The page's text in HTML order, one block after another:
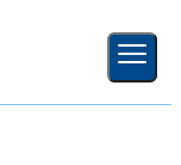
新規登録